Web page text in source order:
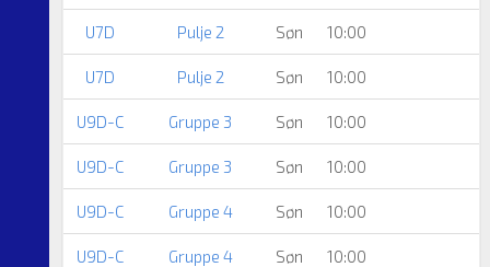
U7D Pulje 2 Søn 10:00
U7D Pulje 2 Søn 10:00
U9D-C Gruppe 3 Søn 10:00
U9D-C Gruppe 3 Søn 10:00
U9D-C Gruppe 4 Søn 10:00
U9D-C Gruppe 4 Søn 10:00